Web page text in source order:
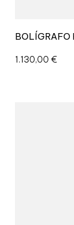
BOLÍGRAFO
1.130,00 €